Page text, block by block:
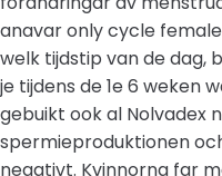
anavar only cycle
welk tijdstip van de dag,
je tijdens de 1e 6 weken
gebuikt ook al Nolvadex
spermieproduktionen
negativt. Kvinnorna far